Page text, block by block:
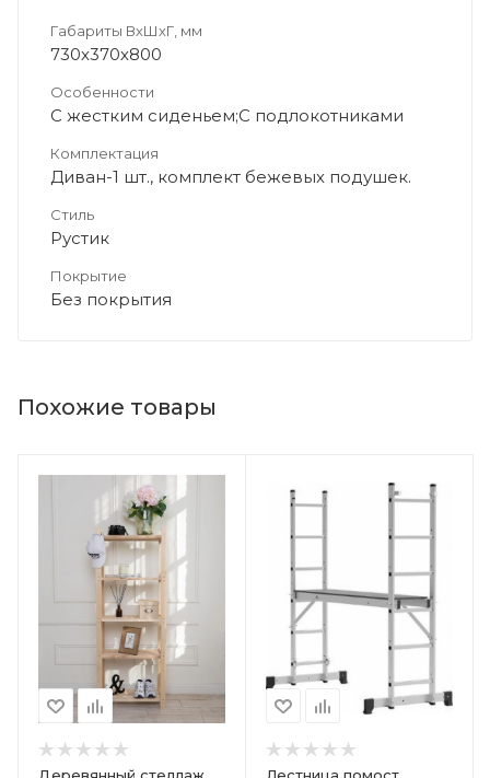
Габариты ВхШхГ, мм
730х370х800
Особенности
С жестким сиденьем;С подлокотниками
Комплектация
Диван-1 шт., комплект бежевых подушек.
Стиль
Рустик
Покрытие
Без покрытия
Похожие товары